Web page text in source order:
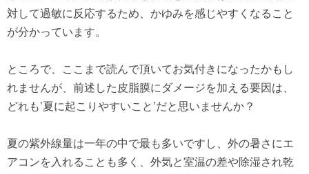
対して過敏に反応するため、かゆみを感じやすくなること
が分かっています。
ところで、ここまで読んで頂いてお気付きになったかもし
れませんが、前述した皮脂膜にダメージを加える要因は、
どれも’夏に起こりやすいこと’だと思いませんか？
夏の紫外線量は一年の中で最も多いですし、外の暑さにエ
アコンを入れることも多く、外気と室温の差や除湿され乾